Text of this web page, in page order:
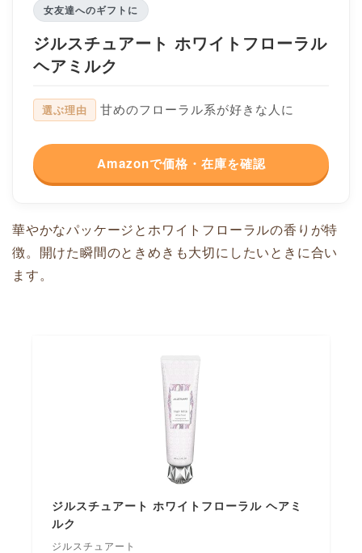
女友達へのギフトに
ジルスチュアート ホワイトフローラル
ヘアミルク
選ぶ理由 甘めのフローラル系が好きな人に
Amazonで価格・在庫を確認
華やかなパッケージとホワイトフローラルの香りが特
徴。開けた瞬間のときめきも大切にしたいときに合い
ます。
ジルスチュアート ホワイトフローラル ヘアミ
ルク
ジルスチュアート